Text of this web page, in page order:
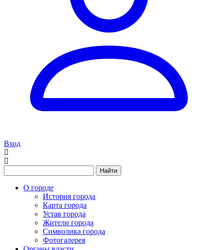
Вход
Найти
О городе
История города
Карта города
Устав города
Жители города
Символика города
Фотогалерея